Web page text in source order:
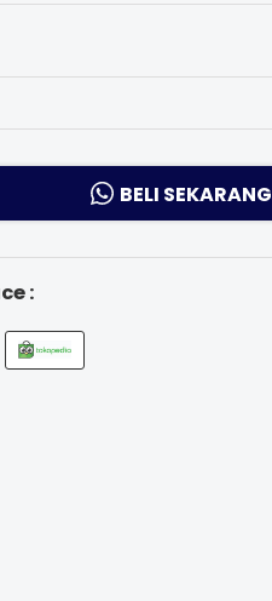
BELI SEKARANG
: